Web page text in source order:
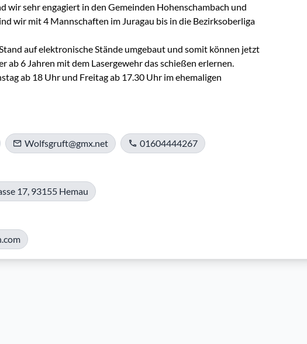
wir sehr engagiert in den Gemeinden Hohenschambach und
wir mit 4 Mannschaften im Juragau bis in die Bezirksoberliga
auf elektronische Stände umgebaut und somit können jetzt
ab 6 Jahren mit dem Lasergewehr das schießen erlernen.
ab 18 Uhr und Freitag ab 17.30 Uhr im ehemaligen
Wolfsgruft@gmx.net 01604444267
17, 93155 Hemau